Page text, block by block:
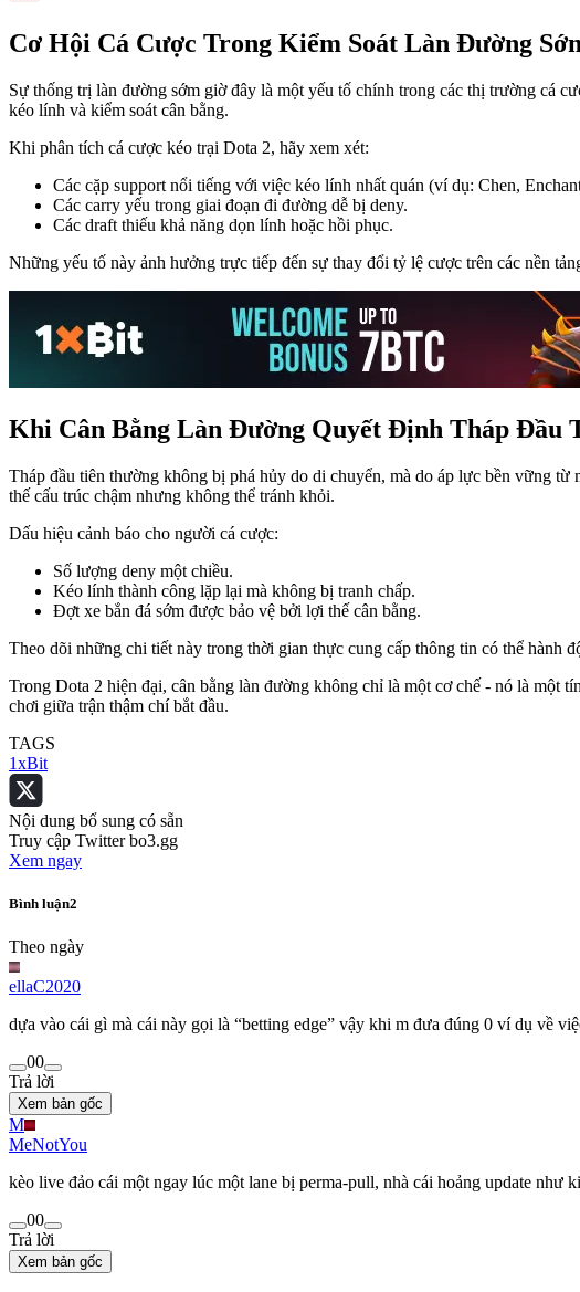
Cơ Hội Cá Cược Trong Kiểm Soát Làn Đường
Sự thống trị làn đường sớm giờ đây là một yếu tố chính trong các thị trường cá
kéo lính và kiểm soát cân bằng.
Khi phân tích cá cược kéo trại Dota 2, hãy xem xét:
Các cặp support nổi tiếng với việc kéo lính nhất quán (ví dụ: Chen,
Các carry yếu trong giai đoạn đi đường dễ bị deny.
Các draft thiếu khả năng dọn lính hoặc hồi phục.
Những yếu tố này ảnh hưởng trực tiếp đến sự thay đổi tỷ lệ cược trên các nền
Khi Cân Bằng Làn Đường Quyết Định Tháp Đầu
Tháp đầu tiên thường không bị phá hủy do di chuyển, mà do áp lực bền vững
thế cấu trúc chậm nhưng không thể tránh khỏi.
Dấu hiệu cảnh báo cho người cá cược:
Số lượng deny một chiều.
Kéo lính thành công lặp lại mà không bị tranh chấp.
Đợt xe bắn đá sớm được bảo vệ bởi lợi thế cân bằng.
Theo dõi những chi tiết này trong thời gian thực cung cấp thông tin có thể hành
Trong Dota 2 hiện đại, cân bằng làn đường không chỉ là một cơ chế - nó là
chơi giữa trận thậm chí bắt đầu.
TAGS
1xBit
Nội dung bổ sung có sẵn
Truy cập Twitter bo3.gg
Xem ngay
Bình luận2
Theo ngày
ellaC2020
dựa vào cái gì mà cái này gọi là “betting edge” vậy khi m đưa đúng 0 ví dụ về
00
Trả lời
Xem bản gốc
M
MeNotYou
kèo live đảo cái một ngay lúc một lane bị perma-pull, nhà cái hoảng update như
00
Trả lời
Xem bản gốc